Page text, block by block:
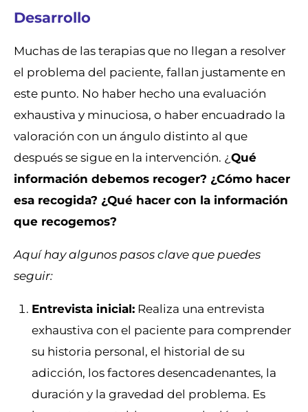
Desarrollo
Muchas de las terapias que no llegan a resolver
el problema del paciente, fallan justamente en
este punto. No haber hecho una evaluación
exhaustiva y minuciosa, o haber encuadrado la
valoración con un ángulo distinto al que
después se sigue en la intervención. ¿Qué
información debemos recoger? ¿Cómo hacer
esa recogida? ¿Qué hacer con la información
que recogemos?
Aquí hay algunos pasos clave que puedes
seguir:
Entrevista inicial: Realiza una entrevista
exhaustiva con el paciente para comprender
su historia personal, el historial de su
adicción, los factores desencadenantes, la
duración y la gravedad del problema. Es